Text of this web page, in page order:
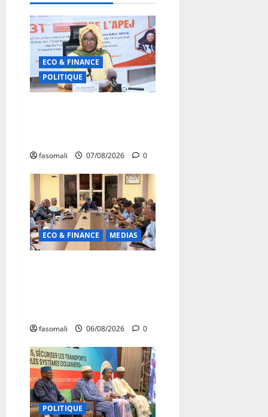
ECO & FINANCE
POLITIQUE
fasomali 07/08/2026 0
ECO & FINANCE MEDIAS
fasomali 06/08/2026 0
POLITIQUE